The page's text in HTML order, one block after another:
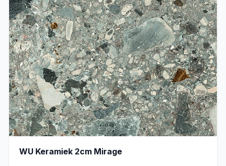
WU Keramiek 2cm Mirage